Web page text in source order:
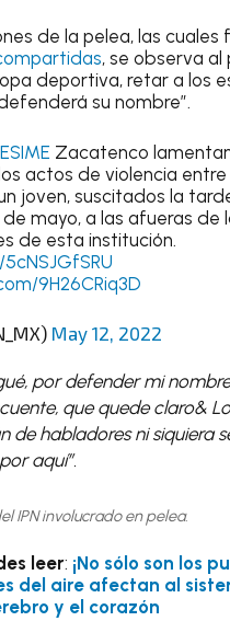
de la pelea, las cuales
, se observa al
deportiva, retar a los
su nombre”.
Zacatenco
actos de violencia entre
joven, suscitados la
de mayo, a las afueras de
de esta institución.
9H26CRiq3D
May 12, 2022
por defender mi
que quede claro&
de habladores ni siquiera
aquí”.
IPN involucrado en pelea.
leer: ¡No sólo son los
del aire afectan al
y el corazón